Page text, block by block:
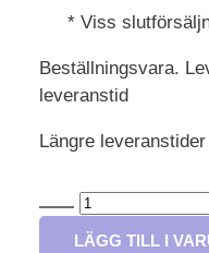
* Viss
Beställningsvara.
leveranstid
Längre
Station
NG
LÄGG TILL I